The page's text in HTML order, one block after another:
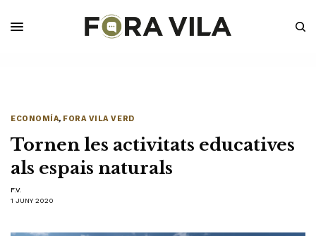
ECONOMÍA, FORA VILA VERD
Tornen les activitats educatives
als espais naturals
F.V.
1 JUNY 2020